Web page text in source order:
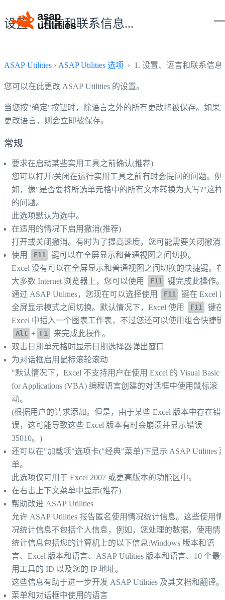
设置、语言和联系信息...
ASAP Utilities › ASAP Utilities 选项 › 1. 设置、语言和联系信息
您可以在此更改 ASAP Utilities 的设置。
当您按"确定"按钮时，除语言之外的所有更改将被保存。如果
更改语言，则会立即被保存。
常规
要求在启动某些实用工具之前确认(推荐)
您可以打开/关闭在运行实用工具之前有时会提问的问题。例
如，像"是否要将所选单元格中的所有文本转换为大写?"这样
的问题。
此选项默认为选中。
在适用的情况下启用撤消(推荐)
打开或关闭撤消。有时为了提高速度，您可能需要关闭撤消
使用
F11
键可以在全屏显示和普通视图之间切换。
Excel 没有可以在全屏显示和普通视图之间切换的快捷键。在
大多数 Internet 浏览器上，您可以使用
F11
键完成此操作。
通过 ASAP Utilities，您现在可以选择使用
F11
键在 Excel
全屏显示模式之间切换。默认情况下，Excel 使用
F11
键在
Excel 中插入一个图表工作表，不过您还可以使用组合快捷键
Alt + F1
来完成此操作。
双击日期单元格时显示日期选择器弹出窗口
为对话框启用鼠标滚轮滚动
"默认情况下，Excel 不支持用户在使用 Excel 的 Visual Basic
for Applications (VBA) 编程语言创建的对话框中使用鼠标滚
动。
(根据用户的请求添加。但是，由于某些 Excel 版本中存在错
误，这可能导致这些 Excel 版本有时会崩溃并显示错误
35010。)
还可以在"加载项"选项卡("经典"菜单)下显示 ASAP Utilities
单。
此选项仅可用于 Excel 2007 或更高版本的功能区中。
在右击上下文菜单中显示(推荐)
帮助改进 ASAP Utilities
允许 ASAP Utilities 报告匿名使用情况统计信息。这些使用情
况统计信息不包括个人信息，例如，您处理的数据。使用情
统计信息包括您的计算机上的以下信息:Windows 版本和语
言、Excel 版本和语言、ASAP Utilities 版本和语言、10 个最
用工具的 ID 以及您的 IP 地址。
这些信息有助于进一步开发 ASAP Utilities 及其文档和翻译。
菜单和对话框中使用的语言